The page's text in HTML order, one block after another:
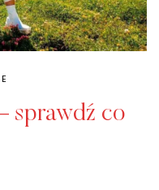
sprawdź co